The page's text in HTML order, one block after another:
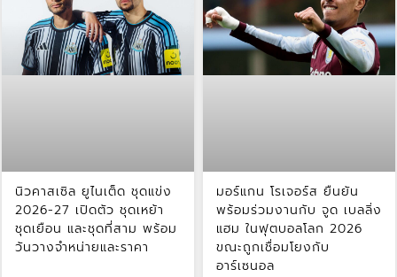
นิวคาสเซิล ยูไนเต็ด ชุดแข่ง
2026-27 เปิดตัว ชุดเหย้า
ชุดเยือน และชุดที่สาม พร้อม
วันวางจำหน่ายและราคา
มอร์แกน โรเจอร์ส ยืนยัน
พร้อมร่วมงานกับ จูด เบลลิ่ง
แฮม ในฟุตบอลโลก 2026
ขณะถูกเชื่อมโยงกับ
อาร์เซนอล